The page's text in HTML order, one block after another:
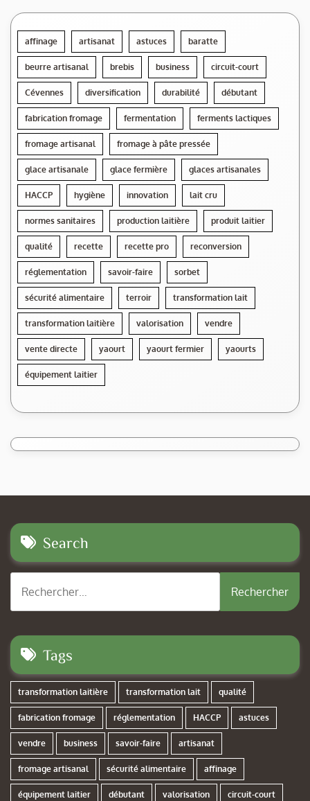
affinage artisanat astuces baratte
beurre artisanal brebis business circuit-court
Cévennes diversification durabilité débutant
fabrication fromage fermentation ferments lactiques
fromage artisanal fromage à pâte pressée
glace artisanale glace fermière glaces artisanales
HACCP hygiène innovation lait cru
normes sanitaires production laitière produit laitier
qualité recette recette pro reconversion
réglementation savoir-faire sorbet
sécurité alimentaire terroir transformation lait
transformation laitière valorisation vendre
vente directe yaourt yaourt fermier yaourts
équipement laitier
Search
Tags
transformation laitière transformation lait qualité
fabrication fromage réglementation HACCP astuces
vendre business savoir-faire artisanat
fromage artisanal sécurité alimentaire affinage
équipement laitier débutant valorisation circuit-court